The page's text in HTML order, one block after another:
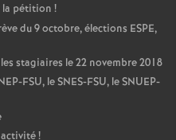
la pétition !
du 9 octobre, élections ESPE,
stagiaires le 22 novembre 2018
-FSU, leSNES-FSU, leSNUEP-
!